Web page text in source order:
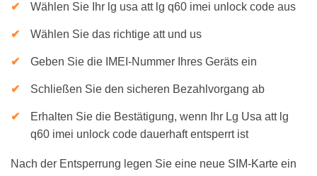
Wählen Sie Ihr lg usa att lg q60 imei unlock code aus
Wählen Sie das richtige att und us
Geben Sie die IMEI-Nummer Ihres Geräts ein
Schließen Sie den sicheren Bezahlvorgang ab
Erhalten Sie die Bestätigung, wenn Ihr Lg Usa att lg
q60 imei unlock code dauerhaft entsperrt ist
Nach der Entsperrung legen Sie eine neue SIM-Karte ein